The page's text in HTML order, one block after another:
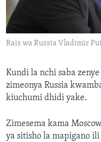
Rais wa Russia Vladimir
Kundi la nchi saba
zimeonya Russia
kiuchumi dhidi yake.
Zimesema kama
ya sitisho la mapigano